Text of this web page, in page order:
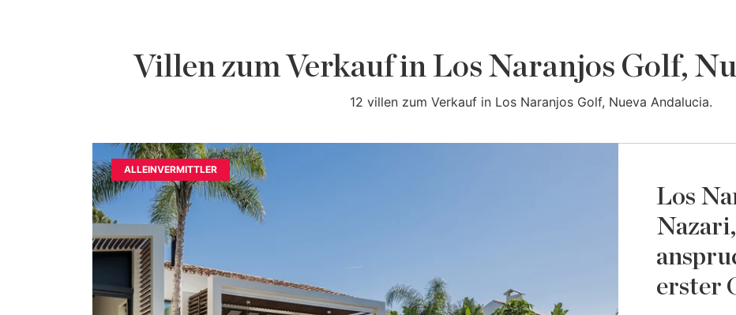
Villen zum Verkauf in Los Naranjos Golf,
12 villen zum Verkauf in Los Naranjos Golf, Nueva Andalucia.
ALLEINVERMITTLER
Los
erster